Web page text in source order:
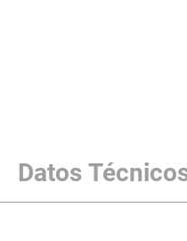
Datos